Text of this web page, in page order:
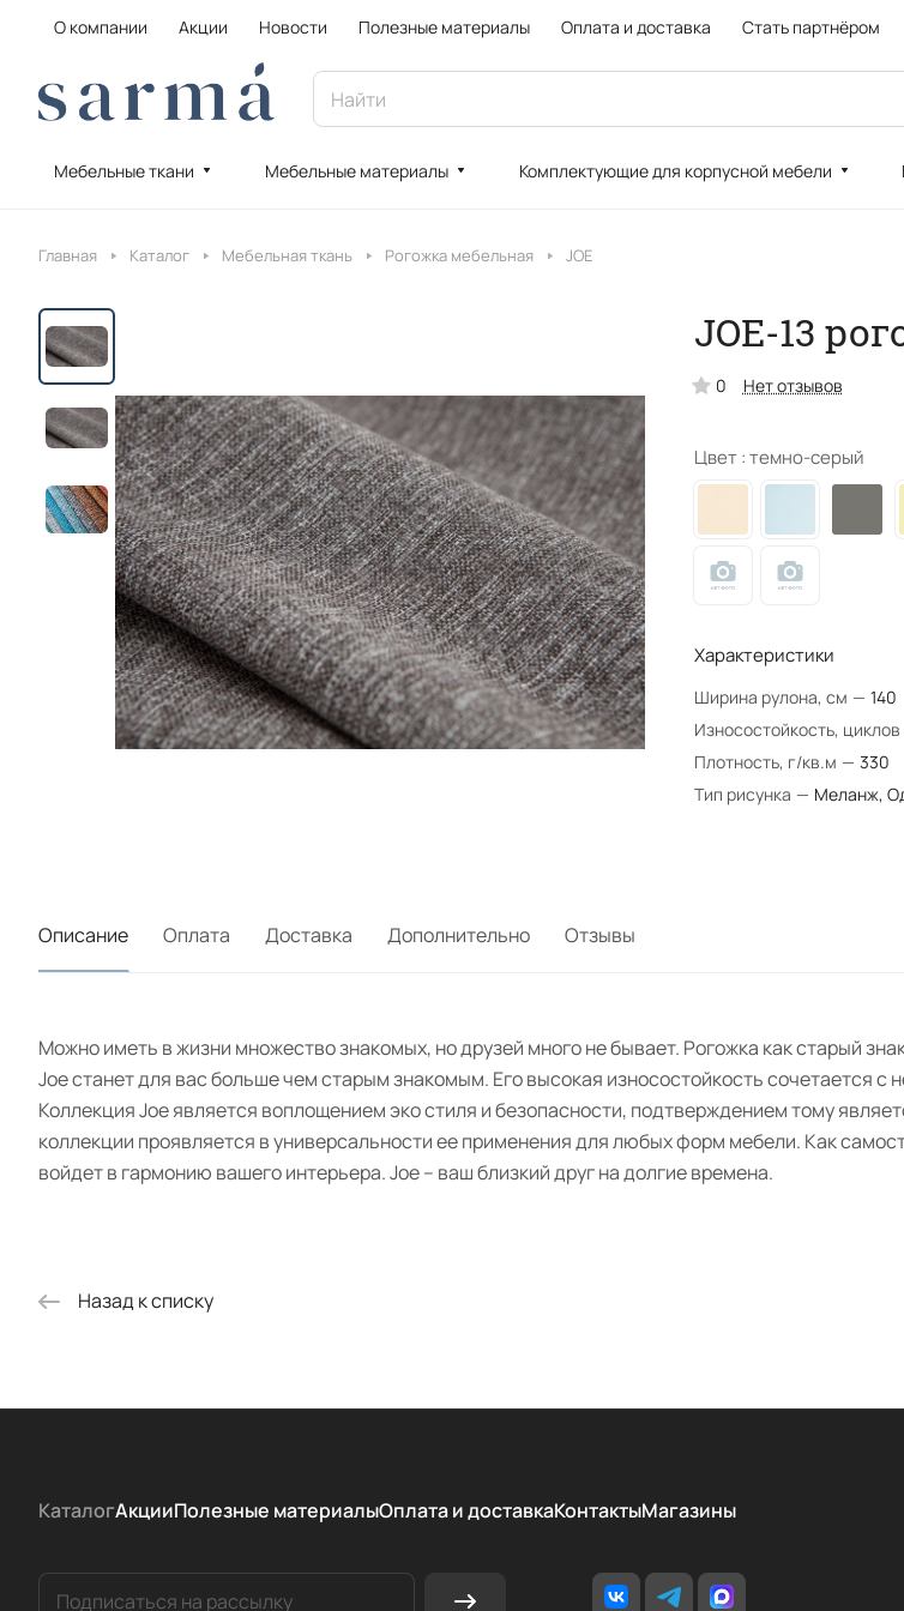
О компании Акции Новости Полезные материалы Оплата и доставка Стать партнёром
Мебельные ткани Мебельные материалы Комплектующие для корпусной мебели
Главная Каталог Мебельная ткань Рогожка мебельная JOE
JOE-13
0 Нет отзывов
Цвет :темно-серый
Характеристики
Ширина рулона, см — 140
Износостойкость, циклов
Плотность, г/кв.м — 330
Тип рисунка — Меланж,
Описание Оплата Доставка Дополнительно Отзывы
Можно иметь в жизни множество знакомых, но друзей много не бывает. Рогожка как старый
Joe станет для вас больше чем старым знакомым. Его высокая износостойкость сочетается с
Коллекция Joe является воплощением эко стиля и безопасности, подтверждением тому
коллекции проявляется в универсальности ее применения для любых форм мебели. Как
войдет в гармонию вашего интерьера. Joe – ваш близкий друг на долгие времена.
Назад к списку
КаталогАкцииПолезные материалыОплата и доставкаКонтактыМагазины